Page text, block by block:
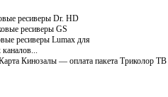
ресиверы Dr. HD
ресиверы GS
ресиверы Lumax для
Кинозалы — оплата пакета Триколор ТВ